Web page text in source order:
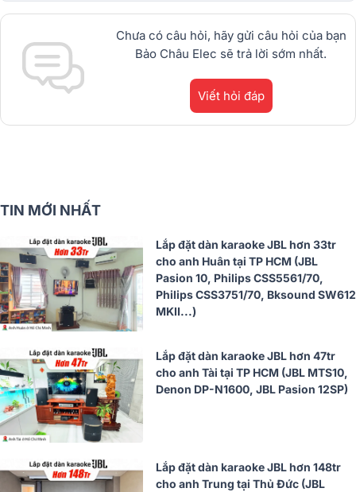
dBTechnologies, Philips Cao
Cấp.1900.0255
Chưa có câu hỏi, hãy gửi câu hỏi của bạn
Bảo Châu Elec sẽ trả lời sớm nhất.
Viết hỏi đáp
TIN MỚI NHẤT
Lắp đặt dàn karaoke JBL hơn 33tr
cho anh Huân tại TP HCM (JBL
Pasion 10, Philips CSS5561/70,
Philips CSS3751/70, Bksound SW612
MKII...)
Lắp đặt dàn karaoke JBL hơn 47tr
cho anh Tài tại TP HCM (JBL MTS10,
Denon DP-N1600, JBL Pasion 12SP)
Lắp đặt dàn karaoke JBL hơn 148tr
cho anh Trung tại Thủ Đức (JBL